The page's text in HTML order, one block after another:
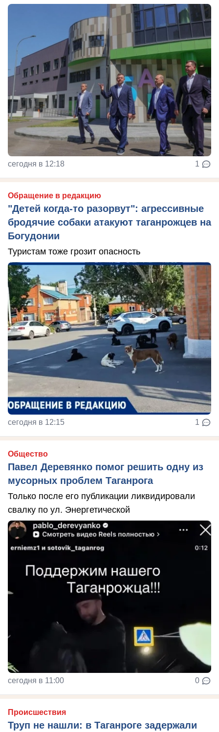
сегодня в 12:18 1
Обращение в редакцию
"Детей когда-то разорвут": агрессивные
бродячие собаки атакуют таганрожцев на
Богудонии
Туристам тоже грозит опасность
сегодня в 12:15 1
Общество
Павел Деревянко помог решить одну из
мусорных проблем Таганрога
Только после его публикации ликвидировали
свалку по ул. Энергетической
сегодня в 11:00 0
Происшествия
Труп не нашли: в Таганроге задержали